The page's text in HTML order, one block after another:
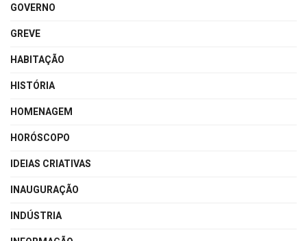
GOVERNO
GREVE
HABITAÇÃO
HISTÓRIA
HOMENAGEM
HORÓSCOPO
IDEIAS CRIATIVAS
INAUGURAÇÃO
INDÚSTRIA